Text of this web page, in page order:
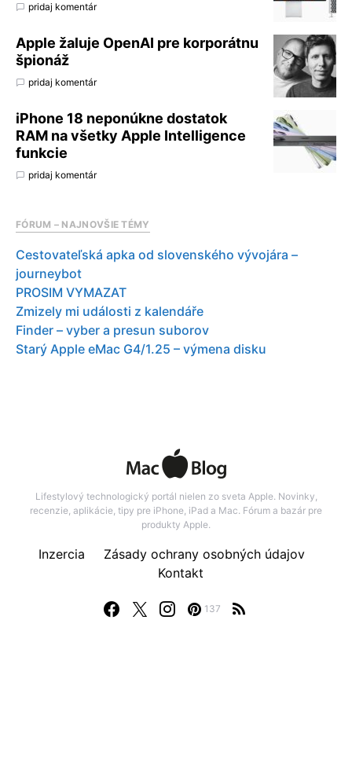
pridaj komentár
Apple žaluje OpenAI pre korporátnu
špionáž
pridaj komentár
iPhone 18 neponúkne dostatok
RAM na všetky Apple Intelligence
funkcie
pridaj komentár
FÓRUM – NAJNOVŠIE TÉMY
Cestovateľská apka od slovenského vývojára –
journeybot
PROSIM VYMAZAT
Zmizely mi události z kalendáře
Finder – vyber a presun suborov
Starý Apple eMac G4/1.25 – výmena disku
Lifestylový technologický portál nielen zo sveta Apple. Novinky,
recenzie, aplikácie, tipy pre iPhone, iPad a Mac. Fórum a bazár pre
produkty Apple.
137
Inzercia
Zásady ochrany osobných údajov
Kontakt